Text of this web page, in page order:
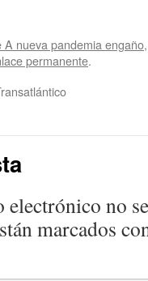
A nueva pandemia engaño
permanente.
no
marcados